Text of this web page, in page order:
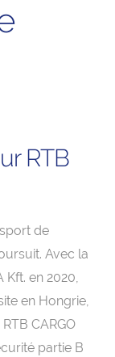
RTB
de
Avec la
Kft. en 2020,
en Hongrie,
CARGO
partie B